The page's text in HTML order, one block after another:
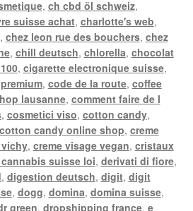
, ch cbd öl schweiz,
suisse achat, charlotte's web,
, chez leon rue des bouchers, chez
, chill deutsch, chlorella, chocolat
, cigarette electronique suisse,
, code de la route, coffee
lausanne, comment faire de l
, cosmetici viso, cotton candy,
cotton candy online shop, creme
, creme visage vegan, cristaux
suisse loi, derivati di fiore,
, digestion deutsch, digit, digit
, dogg, domina, domina suisse,
green, dropshipping france, e